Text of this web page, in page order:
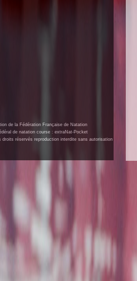
de la Fédération Française de Natation
de natation course : extraNat-Pocket
réservés reproduction interdite sans autorisation